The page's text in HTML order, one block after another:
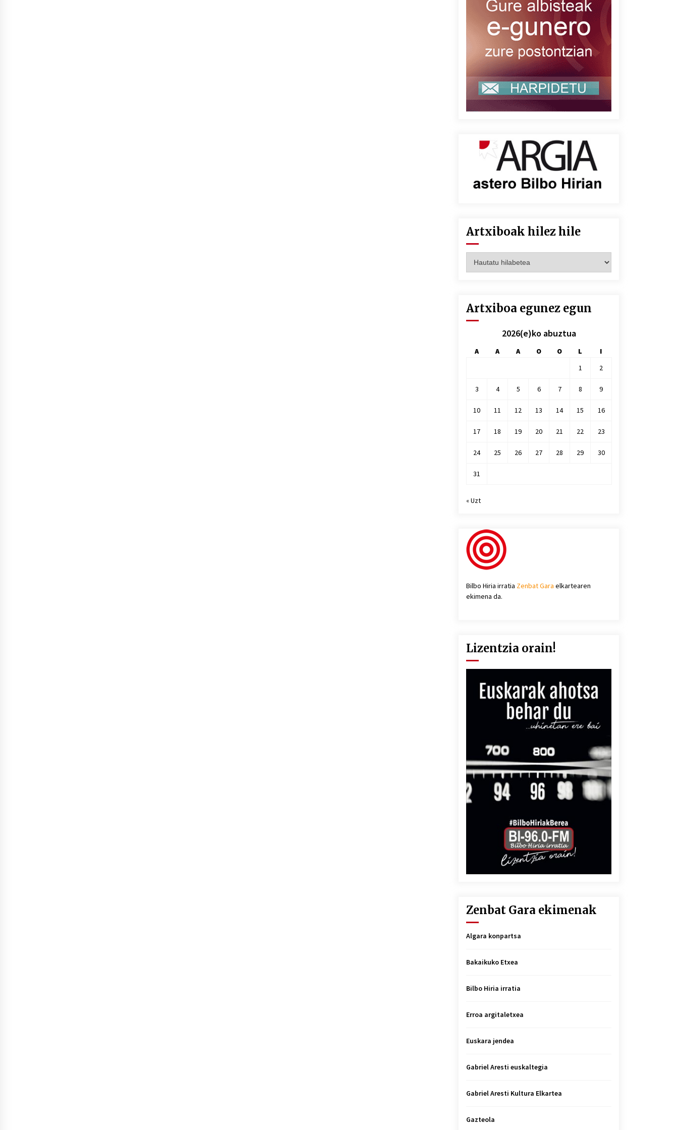
Artxiboak hilez hile
hilez
Artxiboa egunez egun
2026(e)ko abuztua
A A A O O L
I
1
2
3 4 5 6 7 8 9
10 11 12 13 14 15 16
17 18 19 20 21 22 23
24 25 26 27 28 29 30
31
« Uzt
Bilbo Hiria irratia Zenbat Gara elkartearen
ekimena da.
Lizentzia orain!
Zenbat Gara ekimenak
Algara konpartsa
Bakaikuko Etxea
Bilbo Hiria irratia
Erroa argitaletxea
Euskara jendea
Gabriel Aresti euskaltegia
Gabriel Aresti Kultura Elkartea
Gazteola